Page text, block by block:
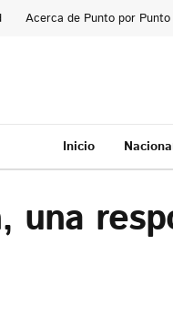
Acerca de Punto por Punto
Inicio
una